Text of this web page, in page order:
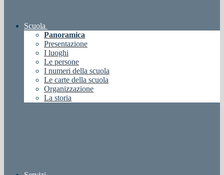
Scuola
Panoramica
Presentazione
I luoghi
Le persone
I numeri della scuola
Le carte della scuola
Organizzazione
La storia